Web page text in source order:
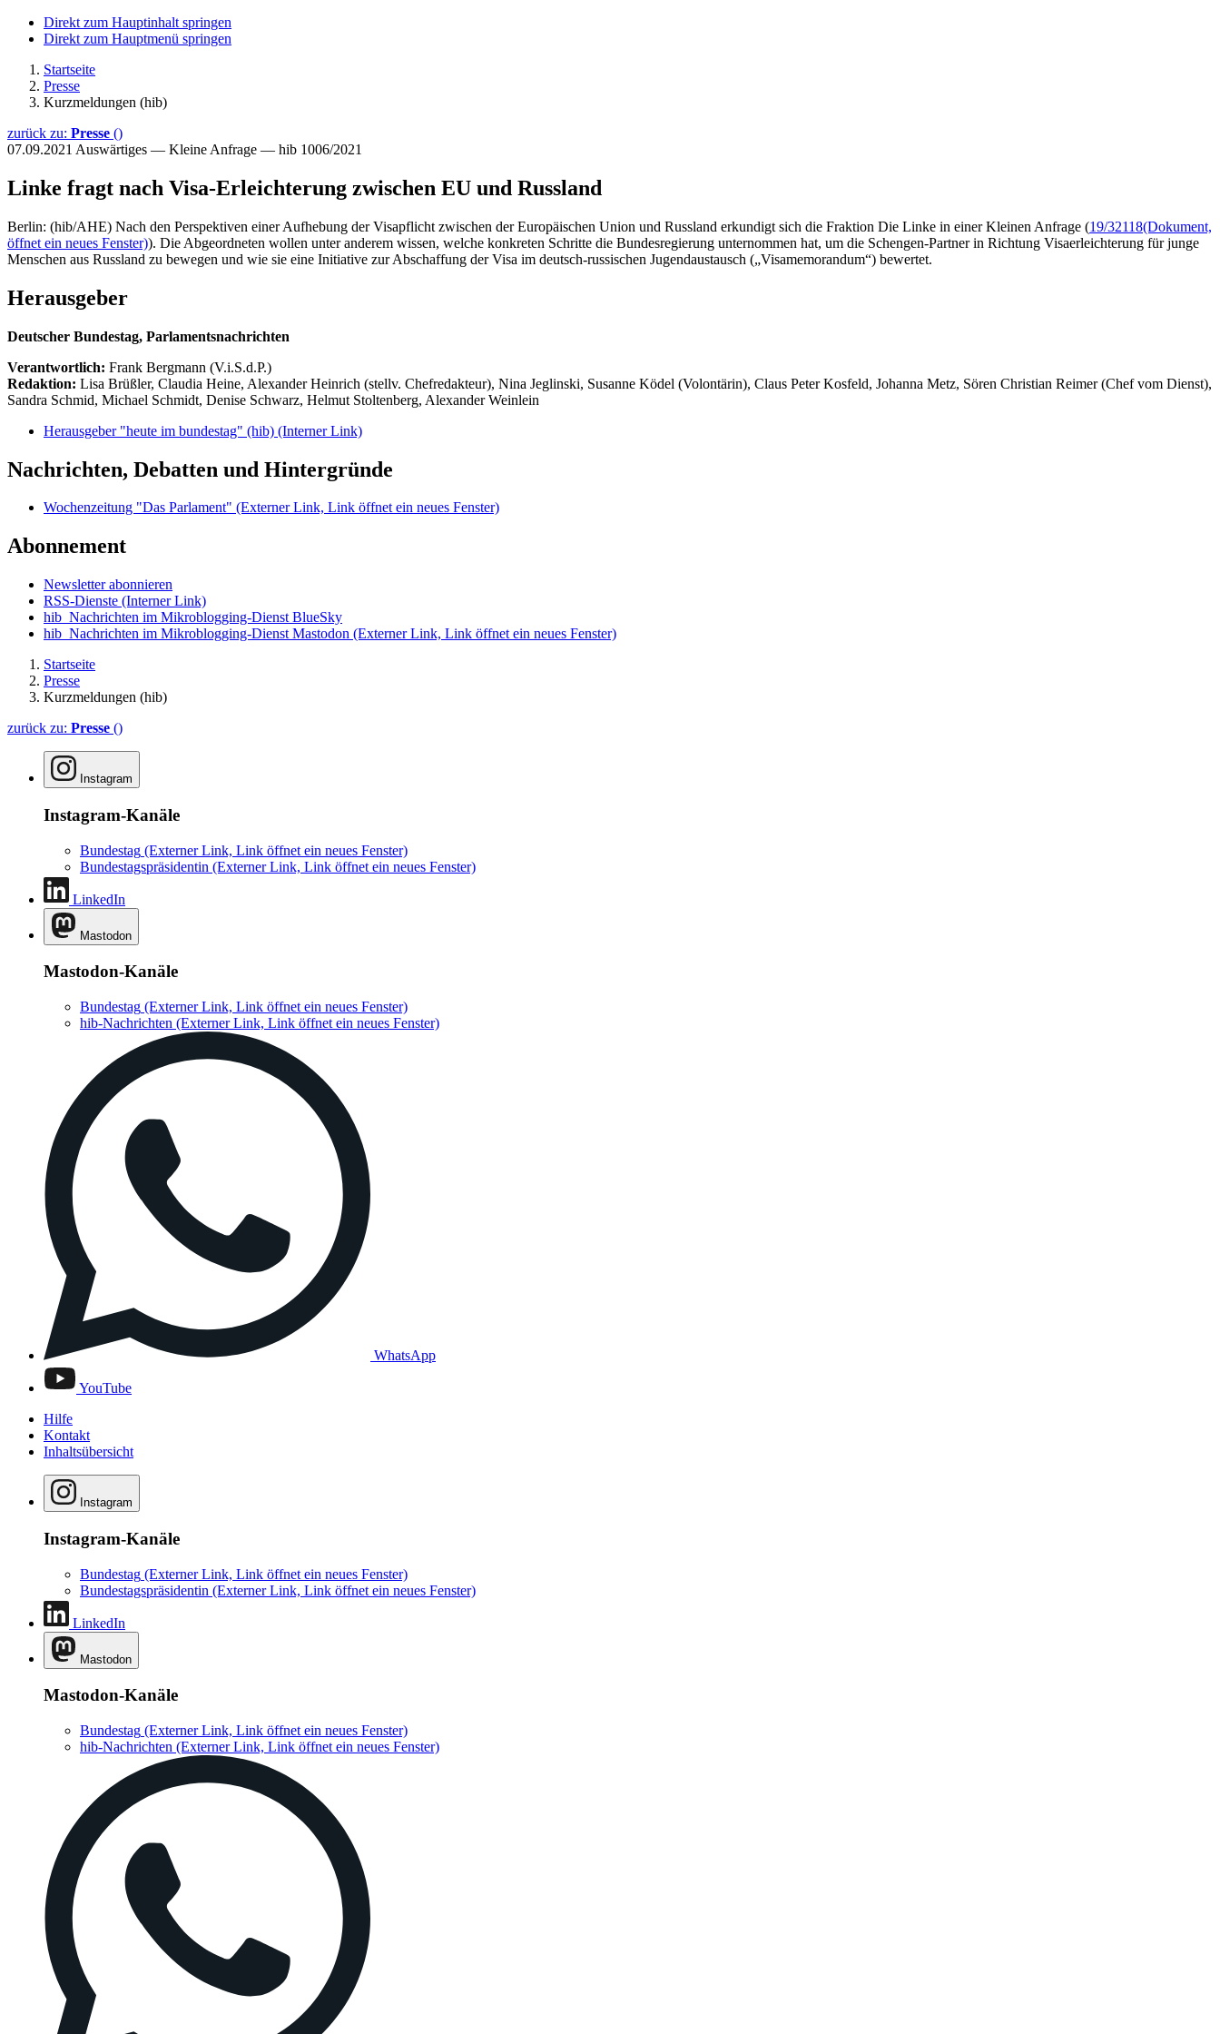
Direkt zum Hauptinhalt springen
Direkt zum Hauptmenü springen
Startseite
Presse
Kurzmeldungen (hib)
zurück zu: Presse ()
07.09.2021 Auswärtiges — Kleine Anfrage — hib 1006/2021
Linke fragt nach Visa-Erleichterung zwischen EU und Russland
Berlin: (hib/AHE) Nach den Perspektiven einer Aufhebung der Visapflicht zwischen der Europäischen Union und Russland erkundigt sich die Fraktion Die Linke in einer Kleinen Anfrage (19/32118(Dokument,
öffnet ein neues Fenster)). Die Abgeordneten wollen unter anderem wissen, welche konkreten Schritte die Bundesregierung unternommen hat, um die Schengen-Partner in Richtung Visaerleichterung für junge
Menschen aus Russland zu bewegen und wie sie eine Initiative zur Abschaffung der Visa im deutsch-russischen Jugendaustausch („Visamemorandum“) bewertet.
Herausgeber
Deutscher Bundestag, Parlamentsnachrichten
Verantwortlich: Frank Bergmann (V.i.S.d.P.)
Redaktion: Lisa Brüßler, Claudia Heine, Alexander Heinrich (stellv. Chefredakteur), Nina Jeglinski, Susanne Ködel (Volontärin), Claus Peter Kosfeld, Johanna Metz, Sören Christian Reimer (Chef vom Dienst),
Sandra Schmid, Michael Schmidt, Denise Schwarz, Helmut Stoltenberg, Alexander Weinlein
Herausgeber "heute im bundestag" (hib) (Interner Link)
Nachrichten, Debatten und Hintergründe
Wochenzeitung "Das Parlament" (Externer Link, Link öffnet ein neues Fenster)
Abonnement
Newsletter abonnieren
RSS-Dienste (Interner Link)
hib_Nachrichten im Mikroblogging-Dienst BlueSky
hib_Nachrichten im Mikroblogging-Dienst Mastodon (Externer Link, Link öffnet ein neues Fenster)
Startseite
Presse
Kurzmeldungen (hib)
zurück zu: Presse ()
Instagram
Instagram-Kanäle
Bundestag (Externer Link, Link öffnet ein neues Fenster)
Bundestagspräsidentin (Externer Link, Link öffnet ein neues Fenster)
LinkedIn
Mastodon
Mastodon-Kanäle
Bundestag (Externer Link, Link öffnet ein neues Fenster)
hib-Nachrichten (Externer Link, Link öffnet ein neues Fenster)
WhatsApp
YouTube
Hilfe
Kontakt
Inhaltsübersicht
Instagram
Instagram-Kanäle
Bundestag (Externer Link, Link öffnet ein neues Fenster)
Bundestagspräsidentin (Externer Link, Link öffnet ein neues Fenster)
LinkedIn
Mastodon
Mastodon-Kanäle
Bundestag (Externer Link, Link öffnet ein neues Fenster)
hib-Nachrichten (Externer Link, Link öffnet ein neues Fenster)